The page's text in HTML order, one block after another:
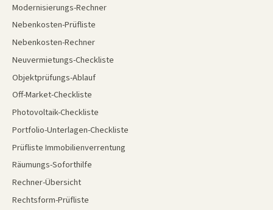
Modernisierungs-Rechner
Nebenkosten-Prüfliste
Nebenkosten-Rechner
Neuvermietungs-Checkliste
Objektprüfungs-Ablauf
Off-Market-Checkliste
Photovoltaik-Checkliste
Portfolio-Unterlagen-Checkliste
Prüfliste Immobilienverrentung
Räumungs-Soforthilfe
Rechner-Übersicht
Rechtsform-Prüfliste